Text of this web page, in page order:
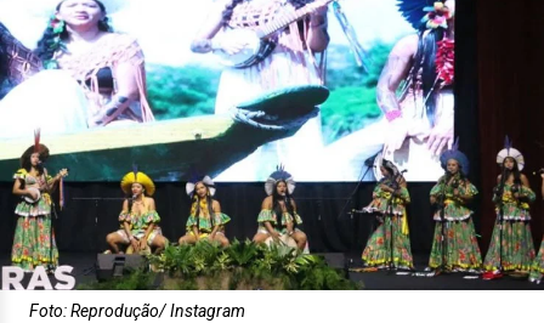
Foto: Reprodução/ Instagram